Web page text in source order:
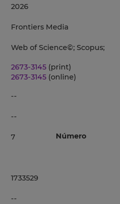
2026
Frontiers Media
Web of Science©; Scopus;
2673-3145 (print)
2673-3145 (online)
--
--
7 Número
1733529
--